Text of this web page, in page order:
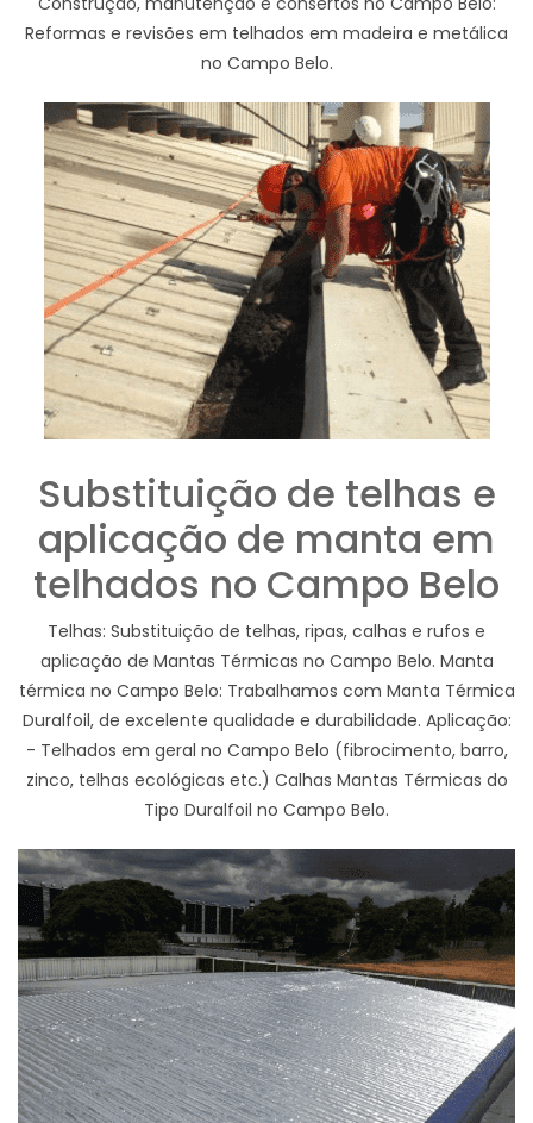
Reformas e revisões em telhados em madeira e metálica
no Campo Belo.
Substituição de telhas e
aplicação de manta em
telhados no Campo Belo
Telhas: Substituição de telhas, ripas, calhas e rufos e
aplicação de Mantas Térmicas no Campo Belo. Manta
térmica no Campo Belo: Trabalhamos com Manta Térmica
Duralfoil, de excelente qualidade e durabilidade. Aplicação:
- Telhados em geral no Campo Belo (fibrocimento, barro,
zinco, telhas ecológicas etc.) Calhas Mantas Térmicas do
Tipo Duralfoil no Campo Belo.